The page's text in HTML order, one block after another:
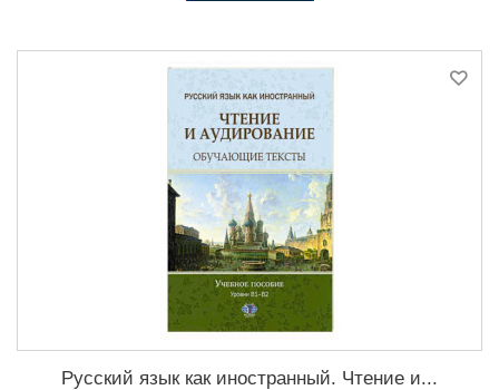
Русский язык как иностранный. Чтение и...